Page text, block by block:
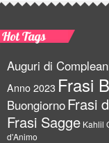
Hot Tags
Auguri di
Anno 2023 Frasi
BuongiornoFrasi
Frasi Sagge Kahlil
d'Animo